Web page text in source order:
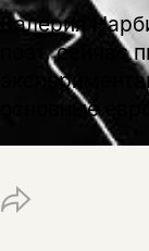
Валерия
поэт,
основные